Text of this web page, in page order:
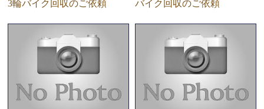
3輪バイク回収のご依頼
バイク回収のご依頼